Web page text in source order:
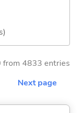
from 4833 entries
Next page